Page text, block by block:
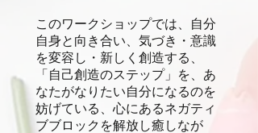
このワークショップでは、自分
自身と向き合い、気づき・意識
を変容し・新しく創造する、
「自己創造のステップ」を、あ
なたがなりたい自分になるのを
妨げている、心にあるネガティ
ブブロックを解放し癒しなが